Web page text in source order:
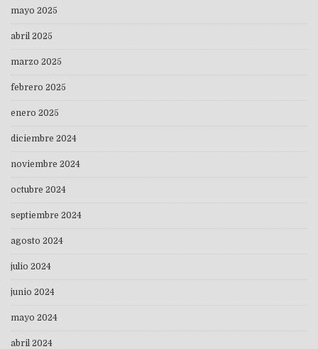
mayo 2025
abril 2025
marzo 2025
febrero 2025
enero 2025
diciembre 2024
noviembre 2024
octubre 2024
septiembre 2024
agosto 2024
julio 2024
junio 2024
mayo 2024
abril 2024